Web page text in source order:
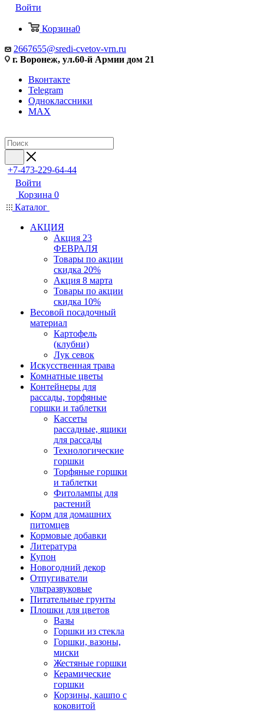
Войти
Корзина0
2667655@sredi-cvetov-vrn.ru
г. Воронеж, ул.60-й Армии дом 21
Вконтакте
Telegram
Одноклассники
MAX
+7-473-229-64-44
Войти
Корзина 0
Каталог
АКЦИЯ
Акция 23
ФЕВРАЛЯ
Товары по акции
скидка 20%
Акция 8 марта
Товары по акции
скидка 10%
Весовой посадочный
материал
Картофель
(клубни)
Лук севок
Искусственная трава
Комнатные цветы
Контейнеры для
рассады, торфяные
горшки и таблетки
Кассеты
рассадные, ящики
для рассады
Технологические
горшки
Торфяные горшки
и таблетки
Фитолампы для
растений
Корм для домашних
питомцев
Кормовые добавки
Литература
Купон
Новогодний декор
Отпугиватели
ультразвуковые
Питательные грунты
Плошки для цветов
Вазы
Горшки из стекла
Горшки, вазоны,
миски
Жестяные горшки
Керамические
горшки
Корзины, кашпо с
коковитой